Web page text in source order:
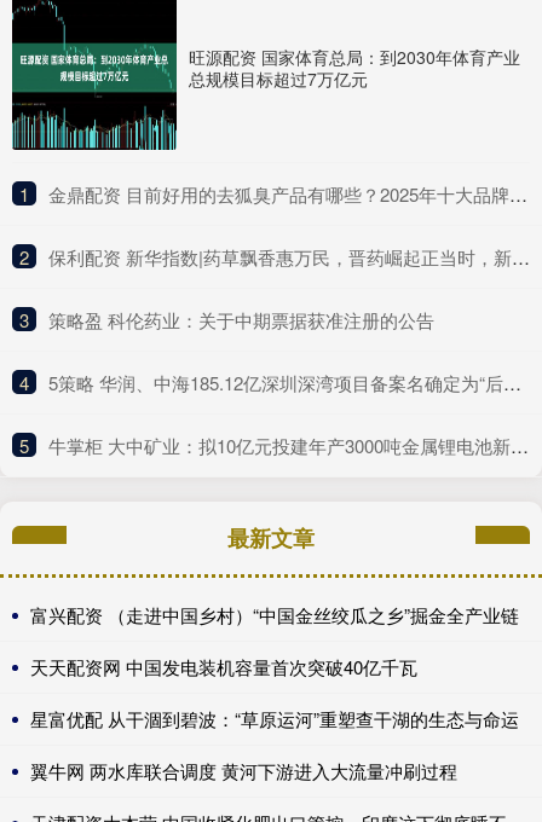
旺源配资 国家体育总局：到2030年体育产业
总规模目标超过7万亿元
1 ​金鼎配资 目前好用的去狐臭产品有哪些？2025年十大品牌排行榜，这款实力派
2 ​保利配资 新华指数|药草飘香惠万民，晋药崛起正当时，新华（山西）“十大晋药”中药材价格指数亮相中国品牌日活动
3 ​策略盈 科伦药业：关于中期票据获准注册的公告
4 ​5策略 华润、中海185.12亿深圳深湾项目备案名确定为“后海沄玺花园”
5 ​牛掌柜 大中矿业：拟10亿元投建年产3000吨金属锂电池新材料项目
最新文章
富兴配资 （走进中国乡村）“中国金丝绞瓜之乡”掘金全产业链
天天配资网 中国发电装机容量首次突破40亿千瓦
星富优配 从干涸到碧波：“草原运河”重塑查干湖的生态与命运
翼牛网 两水库联合调度 黄河下游进入大流量冲刷过程